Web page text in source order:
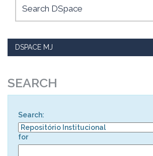
DSPACE MJ
SEARCH
Search:
for